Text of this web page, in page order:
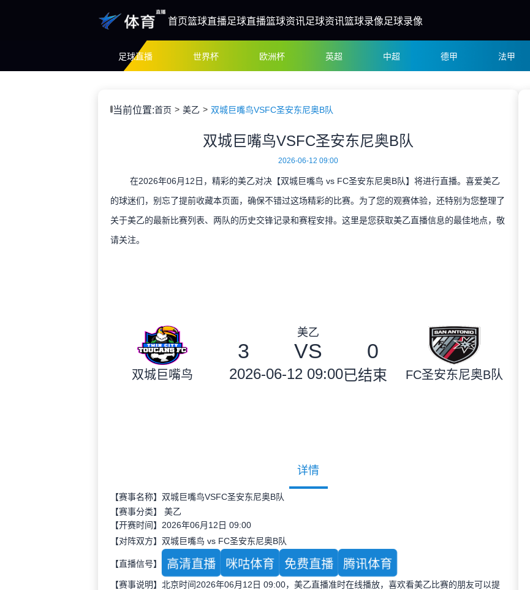
首页篮球直播足球直播篮球资讯足球资讯篮球录像足球录像
足球直播 世界杯 欧洲杯 英超 中超 德甲 法甲
当前位置:首页 美乙 双城巨嘴鸟VSFC圣安东尼奥B队
双城巨嘴鸟VSFC圣安东尼奥B队
2026-06-12 09:00
在2026年06月12日，精彩的美乙对决【双城巨嘴鸟 vs FC圣安东尼奥B队】将进行直播。喜爱美乙
的球迷们，别忘了提前收藏本页面，确保不错过这场精彩的比赛。为了您的观赛体验，还特别为您整理了
关于美乙的最新比赛列表、两队的历史交锋记录和赛程安排。这里是您获取美乙直播信息的最佳地点，敬
请关注。
双城巨嘴鸟
美乙
3 VS 0
2026-06-12 09:00已结束 FC圣安东尼奥B队
详情
【赛事名称】双城巨嘴鸟VSFC圣安东尼奥B队
【赛事分类】 美乙
【开赛时间】2026年06月12日 09:00
【对阵双方】双城巨嘴鸟 vs FC圣安东尼奥B队
【直播信号】 高清直播 咪咕体育 免费直播 腾讯体育
【赛事说明】北京时间2026年06月12日 09:00，美乙直播准时在线播放，喜欢看美乙比赛的朋友可以提